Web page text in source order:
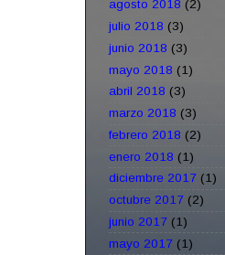
agosto 2018 (2)
julio 2018 (3)
junio 2018 (3)
mayo 2018 (1)
abril 2018 (3)
marzo 2018 (3)
febrero 2018 (2)
enero 2018 (1)
diciembre 2017 (1)
octubre 2017 (2)
junio 2017 (1)
mayo 2017 (1)